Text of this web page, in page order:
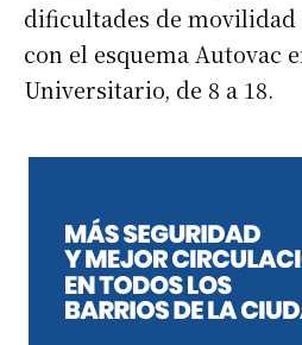
dificultades de movilidad
con el esquema Autovac
Universitario, de 8 a 18.